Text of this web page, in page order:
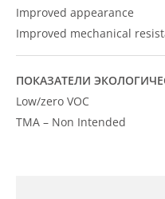
Improved appearance
Improved mechanical
ПОКАЗАТЕЛИ
Low/zero VOC
TMA – Non Intended